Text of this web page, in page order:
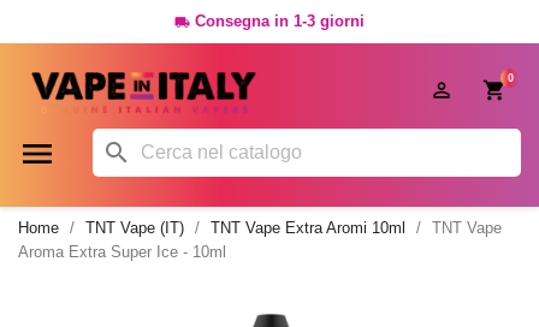
 Consegna in 1-3 giorni
0

 
Home TNT Vape (IT) TNT Vape Extra Aromi 10ml
TNT Vape
Aroma Extra Super Ice - 10ml